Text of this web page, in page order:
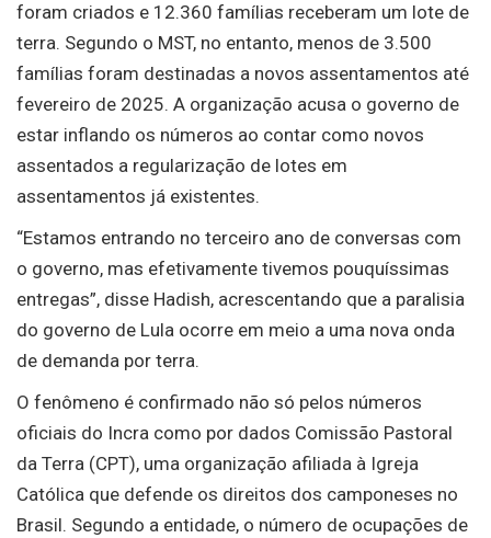
foram criados e 12.360 famílias receberam um lote de
terra. Segundo o MST, no entanto, menos de 3.500
famílias foram destinadas a novos assentamentos até
fevereiro de 2025. A organização acusa o governo de
estar inflando os números ao contar como novos
assentados a regularização de lotes em
assentamentos já existentes.
“Estamos entrando no terceiro ano de conversas com
o governo, mas efetivamente tivemos pouquíssimas
entregas”, disse Hadish, acrescentando que a paralisia
do governo de Lula ocorre em meio a uma nova onda
de demanda por terra.
O fenômeno é confirmado não só pelos números
oficiais do Incra como por dados Comissão Pastoral
da Terra (CPT), uma organização afiliada à Igreja
Católica que defende os direitos dos camponeses no
Brasil. Segundo a entidade, o número de ocupações de